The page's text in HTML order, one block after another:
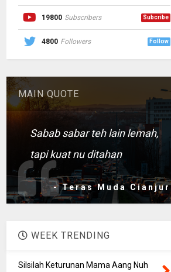
19800 Subscribers Subcribe
4800 Followers Follow
MAIN QUOTE
Sabab sabar teh lain lemah,
tapi kuat nu ditahan
- Teras Muda Cianjur
WEEK TRENDING
Silsilah Keturunan Mama Aang Nuh